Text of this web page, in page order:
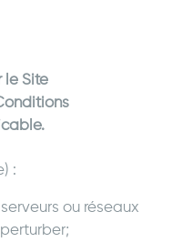
le Site
:
ou réseaux